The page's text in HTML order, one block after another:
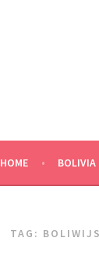
HOME
TAG: